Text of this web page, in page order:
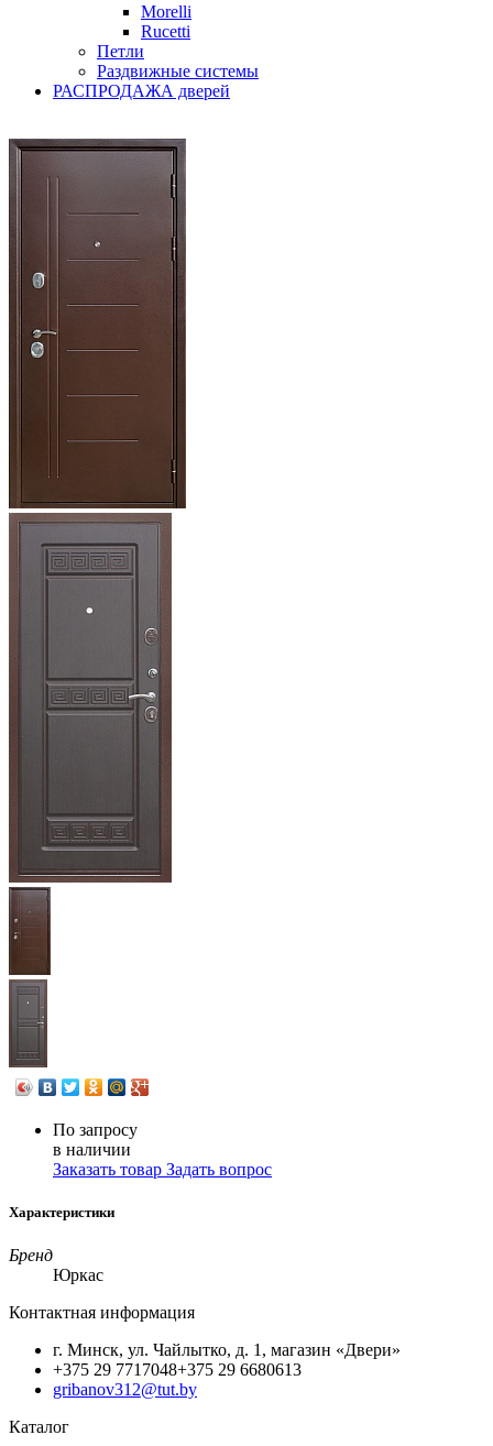
Morelli
Rucetti
Петли
Раздвижные системы
РАСПРОДАЖА дверей
По запросу
в наличии
Заказать товар Задать вопрос
Характеристики
Бренд
Юркас
Контактная информация
г. Минск, ул. Чайлытко, д. 1, магазин «Двери»
+375 29 7717048+375 29 6680613
gribanov312@tut.by
Каталог